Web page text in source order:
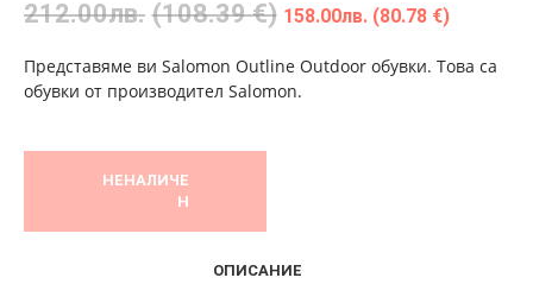
212.00лв. (108.39 €) 158.00лв. (80.78 €)
Представяме ви Salomon Outline Outdoor обувки. Това са
обувки от производител Salomon.
НЕНАЛИЧЕ
Н
ОПИСАНИЕ